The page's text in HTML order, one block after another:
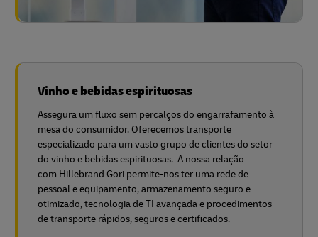
Vinho e bebidas espirituosas
Assegura um fluxo sem percalços do engarrafamento à
mesa do consumidor. Oferecemos transporte
especializado para um vasto grupo de clientes do setor
do vinho e bebidas espirituosas. A nossa relação
com Hillebrand Gori permite-nos ter uma rede de
pessoal e equipamento, armazenamento seguro e
otimizado, tecnologia de TI avançada e procedimentos
de transporte rápidos, seguros e certificados.